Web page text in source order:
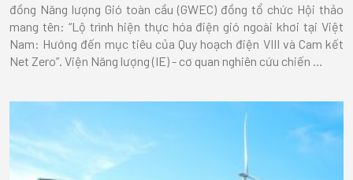
đồng Năng lượng Gió toàn cầu (GWEC) đồng tổ chức Hội thảo
mang tên: “Lộ trình hiện thực hóa điện gió ngoài khơi tại Việt
Nam: Hướng đến mục tiêu của Quy hoạch điện VIII và Cam kết
Net Zero”. Viện Năng lượng (IE) - cơ quan nghiên cứu chiến …